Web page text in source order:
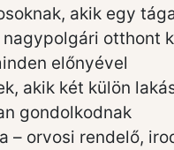
akik egy
otthont
előnyével
akik két külön
gondolkodnak
– orvosi rendelő,